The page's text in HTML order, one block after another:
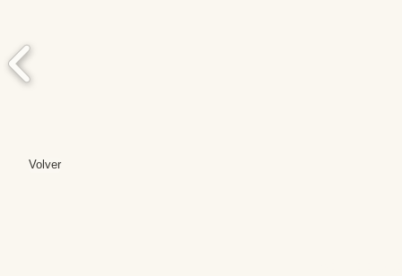
Volver